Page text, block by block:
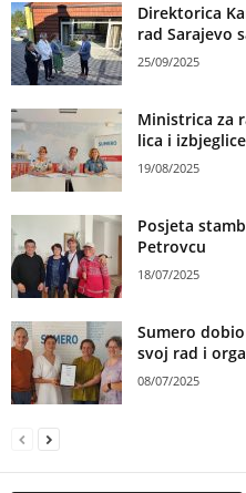
Direktorica
rad Sarajevo
25/09/2025
Ministrica za
lica i
19/08/2025
Posjeta
Petrovcu
18/07/2025
Sumero
svoj rad i
08/07/2025